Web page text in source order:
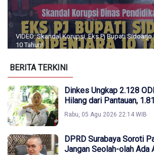
VIDEO: Skandal Korupsi, Eks Pj Bupati
10 Tahun!
BERITA TERKINI
Dinkes Ungkap 2.128
Hilang dari Pantauan,
Rabu, 05 Agu 2026 22:14 WIB
DPRD Surabaya Soroti
Jangan Seolah-olah Ada